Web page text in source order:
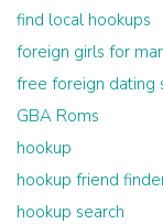
find local hookups
foreign girls for
free foreign dating
GBA Roms
hookup
hookup friend
hookup search